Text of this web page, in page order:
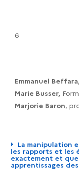
6
Emmanuel
Marie Busser,
Marjorie Baron,
La manipulation
les rapports et les
exactement et
apprentissages